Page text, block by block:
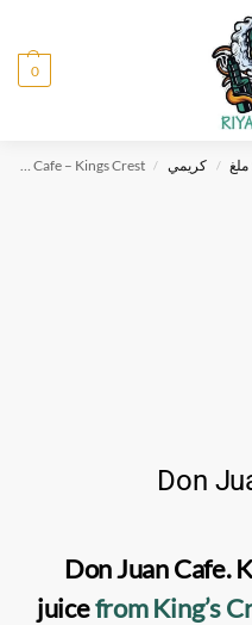
0
/ كريمي /
Don Juan Cafe – Kings Crest
Don
Don Juan Cafe.
juicefrom King’s